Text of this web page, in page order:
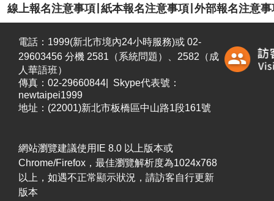
線上報名注意事項 紙本報名注意事項 外部報名注意事
電話：1999(新北市境內24小時服務)或 02-
29603456 分機 2581（系統問題）、2582 （成
人華語班）
傳真：02-29660844| Skype代表號：
newtaipei1999
地址：(22001)新北市板橋區中山路1段161號
網站瀏覽建議使用IE 8.0 以上版本或
Chrome/Firefox，最佳瀏覽解析度為1024x768
以上，如遇不正常顯示狀況，請訪客自行更新
版本